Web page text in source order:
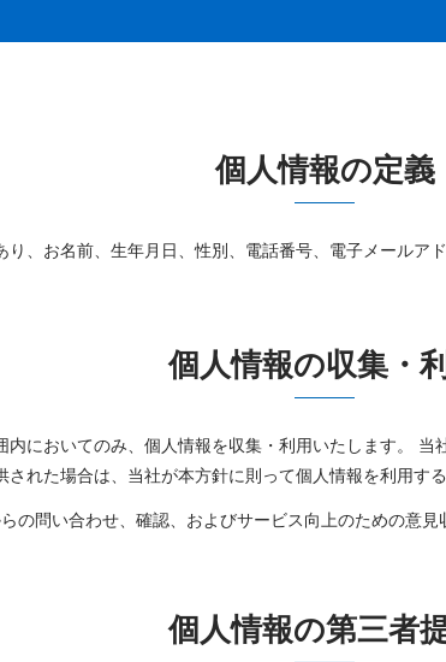
個人情報の定義
、お名前、生年月日、性別、電話番号、電子メールア
個人情報の収集・
においてのみ、個人情報を収集・利用いたします。
れた場合は、当社が本方針に則って個人情報を利用す
の問い合わせ、確認、およびサービス向上のための意見
個人情報の第三者